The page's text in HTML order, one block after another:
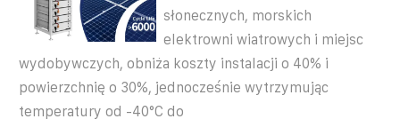
słonecznych, morskich
elektrowni wiatrowych i miejsc
wydobywczych, obniża koszty instalacji o 40% i
powierzchnię o 30%, jednocześnie wytrzymując
temperatury od -40°C do